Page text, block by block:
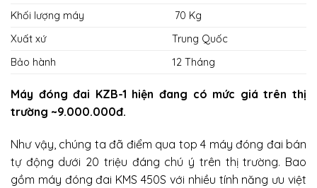
Khối lượng máy
70 Kg
Xuất xứ
Trung Quốc
Bảo hành
12 Tháng
Máy đóng đai KZB-1 hiện đang có mức giá trên thị
trường ~9.000.000đ.
Như vậy, chúng ta đã điểm qua top 4 máy đóng đai bán
tự động dưới 20 triệu đáng chú ý trên thị trường. Bao
gồm máy đóng đai KMS 450S với nhiều tính năng ưu việt